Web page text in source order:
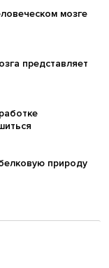
мозге
представляет
природу